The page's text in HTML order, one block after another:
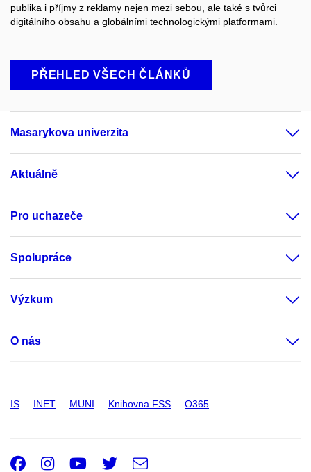
publika i příjmy z reklamy nejen mezi sebou, ale také s tvůrci
digitálního obsahu a globálními technologickými platformami.
PŘEHLED VŠECH ČLÁNKŮ
Masarykova univerzita
Aktuálně
Pro uchazeče
Spolupráce
Výzkum
O nás
IS INET MUNI Knihovna FSS O365
Facebook
Instagram
Youtube
Twitter
e-